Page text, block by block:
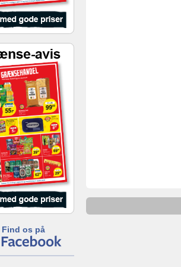
Find os på